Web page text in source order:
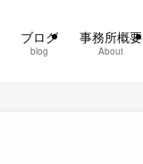
ブログ
blog
事務所概要
About